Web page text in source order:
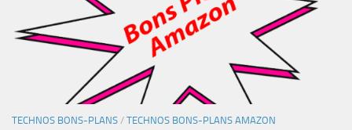
TECHNOS BONS-PLANS / TECHNOS BONS-PLANS AMAZON